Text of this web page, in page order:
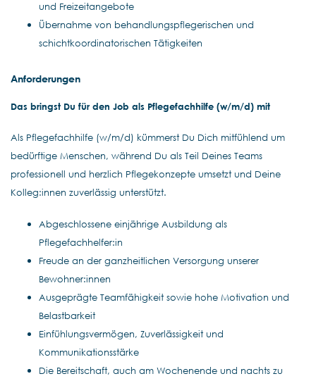
und Freizeitangebote
Übernahme von behandlungspflegerischen und
schichtkoordinatorischen Tätigkeiten
Anforderungen
Das bringst Du für den Job als Pflegefachhilfe (w/m/d) mit
Als Pflegefachhilfe (w/m/d) kümmerst Du Dich mitfühlend um
bedürftige Menschen, während Du als Teil Deines Teams
professionell und herzlich Pflegekonzepte umsetzt und Deine
Kolleg:innen zuverlässig unterstützt.
Abgeschlossene einjährige Ausbildung als
Pflegefachhelfer:in
Freude an der ganzheitlichen Versorgung unserer
Bewohner:innen
Ausgeprägte Teamfähigkeit sowie hohe Motivation und
Belastbarkeit
Einfühlungsvermögen, Zuverlässigkeit und
Kommunikationsstärke
Die Bereitschaft, auch am Wochenende und nachts zu